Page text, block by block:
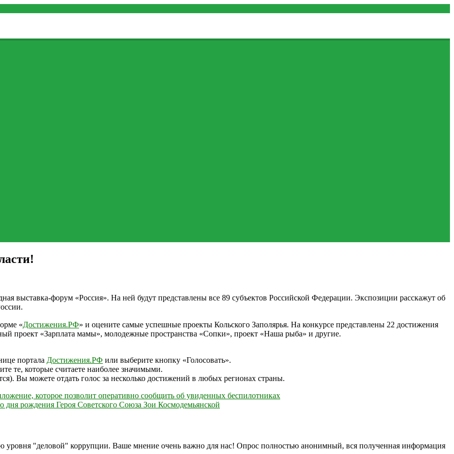
выставка-форум «Россия». На ней будут представлены все 89 субъектов Российской Федерации. Экспозиции расскажут об
«Достижения.РФ» и оцените самые успешные проекты Кольского Заполярья. На конкурсе представлены 22 достижения
проект «Зарплата мамы», молодежные пространства «Сопки», проект «Наша рыба» и другие.
портала Достижения.РФ или выберите кнопку «Голосовать».
те, которые считаете наиболее значимыми.
Вы можете отдать голос за несколько достижений в любых регионах страны.
которое позволит оперативно сообщить об увиденных беспилотниках
дня рождения Героя Советского Союза Зои Космодемьянской
уровня "деловой" коррупции. Ваше мнение очень важно для нас! Опрос полностью анонимный, вся полученная информация